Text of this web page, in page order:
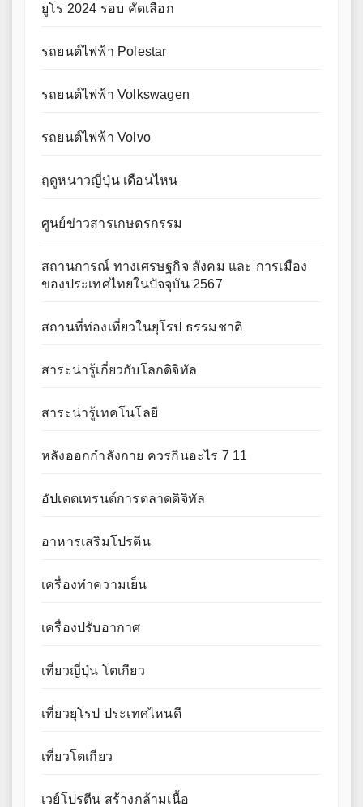
ยูโร 2024 รอบ คัดเลือก
รถยนต์ไฟฟ้า Polestar
รถยนต์ไฟฟ้า Volkswagen
รถยนต์ไฟฟ้า Volvo
ฤดูหนาวญี่ปุ่น เดือนไหน
ศูนย์ข่าวสารเกษตรกรรม
สถานการณ์ ทางเศรษฐกิจ สังคม และ การเมือง
ของประเทศไทยในปัจจุบัน 2567
สถานที่ท่องเที่ยวในยุโรป ธรรมชาติ
สาระน่ารู้เกี่ยวกับโลกดิจิทัล
สาระน่ารู้เทคโนโลยี
หลังออกกําลังกาย ควรกินอะไร 7 11
อัปเดตเทรนด์การตลาดดิจิทัล
อาหารเสริมโปรตีน
เครื่องทำความเย็น
เครื่องปรับอากาศ
เที่ยวญี่ปุ่น โตเกียว
เที่ยวยุโรป ประเทศไหนดี
เที่ยวโตเกียว
เวย์โปรตีน สร้างกล้ามเนื้อ